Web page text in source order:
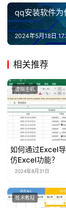
qq安装软件为
2024年5月18日
相关推荐
虚拟主机
如何通过Excel
仿Excel功能？
2024年8月31日
技术教程